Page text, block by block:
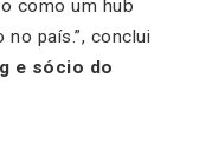
como um hub
no país.”, conclui
e sócio do